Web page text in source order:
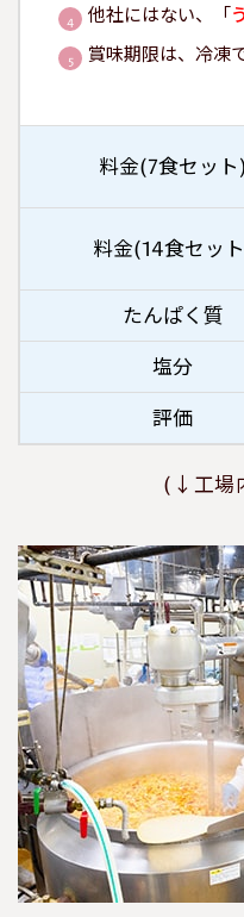
他社にはない、「
賞味期限は、冷凍
料金(7食セット)
料金(14食セッ
たんぱく質
塩分
評価
(↓工場